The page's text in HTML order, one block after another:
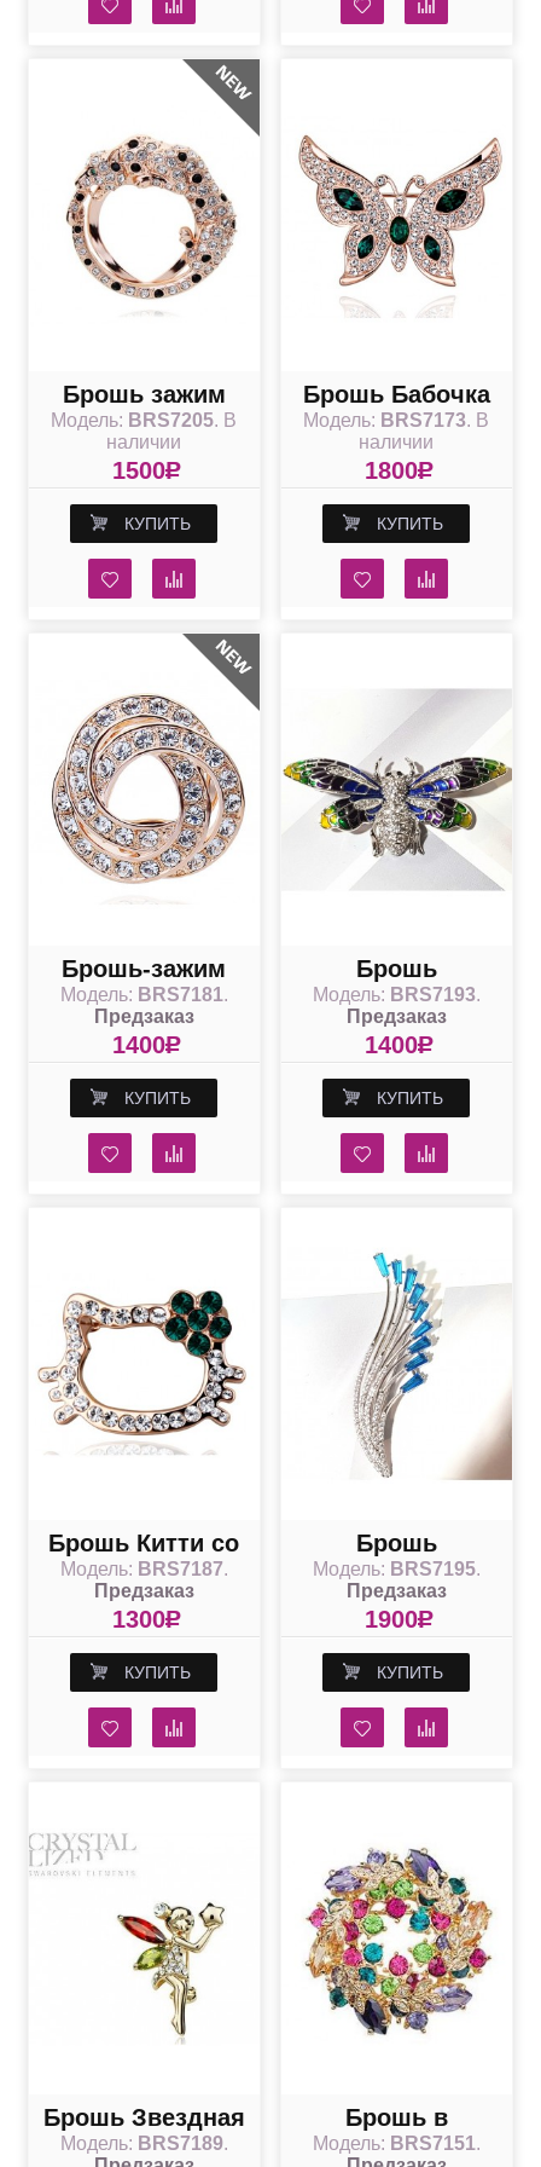
Брошь зажим
Гепард со
Swarovski
Модель: BRS7205. В
наличии
1500R
КУПИТЬ
Брошь Бабочка
Emerald
Модель: BRS7173. В
наличии
1800R
КУПИТЬ
Брошь-зажим
Завиток со
Сваровски
Модель: BRS7181.
Предзаказ
1400R
КУПИТЬ
Брошь
разноцветная
Бабочка
кристаллами
Сваровски
Модель: BRS7193.
Предзаказ
1400R
КУПИТЬ
Брошь Китти со
Swarovski
Модель: BRS7187.
Предзаказ
1300R
КУПИТЬ
Брошь
Изысканная
Модель: BRS7195.
Предзаказ
1900R
КУПИТЬ
Брошь Звездная
девочка со
Модель: BRS7189.
Брошь в
кристаллах
Модель: BRS7151.